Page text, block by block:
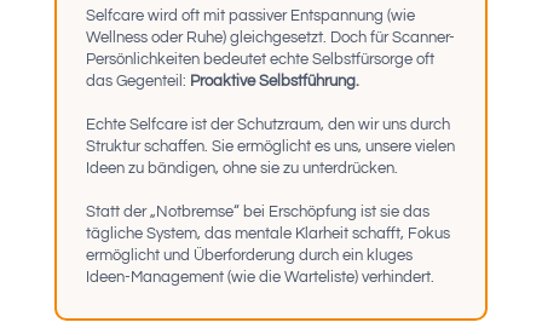
Selfcare wird oft mit passiver Entspannung (wie
Wellness oder Ruhe) gleichgesetzt. Doch für Scanner-
Persönlichkeiten bedeutet echte Selbstfürsorge oft
das Gegenteil: Proaktive Selbstführung.
Echte Selfcare ist der Schutzraum, den wir uns durch
Struktur schaffen. Sie ermöglicht es uns, unsere vielen
Ideen zu bändigen, ohne sie zu unterdrücken.
Statt der „Notbremse“ bei Erschöpfung ist sie das
tägliche System, das mentale Klarheit schafft, Fokus
ermöglicht und Überforderung durch ein kluges
Ideen-Management (wie die Warteliste) verhindert.